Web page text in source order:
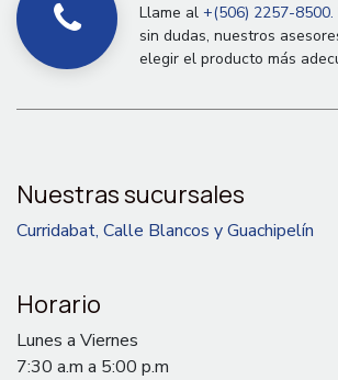
Llame al +(506) 2257-8500.
sin dudas, nuestros
elegir el producto más
Nuestras sucursales
Curridabat, Calle Blancos y Guachipelín
Horario
Lunes a Viernes
7:30 a.m a 5:00 p.m